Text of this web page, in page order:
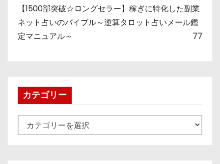
【1500部突破☆ロングセラー】稼ぎに特化した副業
ネット占いのバイブル～逆算タロット占いメール鑑
定マニュアル～
77
カテゴリー
テ